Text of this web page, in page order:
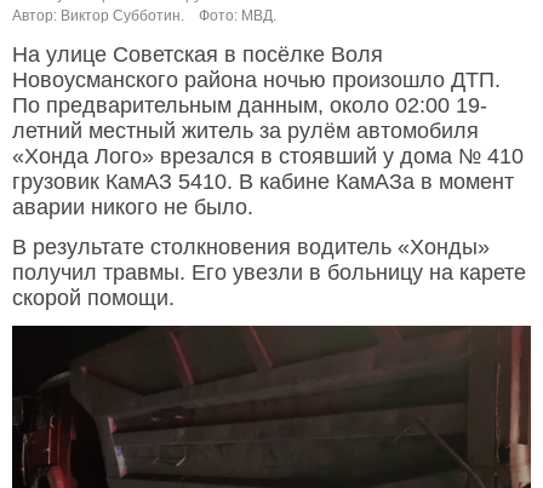
Автор: Виктор Субботин.
Фото: МВД.
На улице Советская в посёлке Воля
Новоусманского района ночью произошло ДТП.
По предварительным данным, около 02:00 19-
летний местный житель за рулём автомобиля
«Хонда Лого» врезался в стоявший у дома № 410
грузовик КамАЗ 5410. В кабине КамАЗа в момент
аварии никого не было.
В результате столкновения водитель «Хонды»
получил травмы. Его увезли в больницу на карете
скорой помощи.